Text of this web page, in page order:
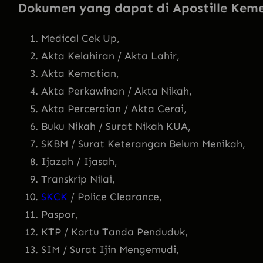
Dokumen yang dapat di Apostille
Medical Cek Up,
Akta Kelahiran / Akta Lahir,
Akta Kematian,
Akta Perkawinan / Akta Nikah,
Akta Perceraian / Akta Cerai,
Buku Nikah / Surat Nikah KUA,
SKBM / Surat Keterangan Belum Menikah,
Ijazah / Ijasah,
Transkrip Nilai,
SKCK / Police Clearance,
Paspor,
KTP / Kartu Tanda Penduduk,
SIM / Surat Ijin Mengemudi,